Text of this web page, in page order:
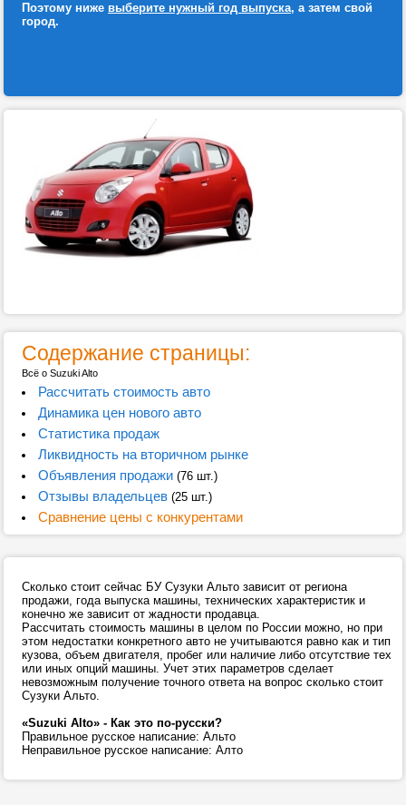
Поэтому ниже выберите нужный год выпуска, а затем свой
город.
Содержание страницы:
Всё о Suzuki Alto
Рассчитать стоимость авто
Динамика цен нового авто
Статистика продаж
Ликвидность на вторичном рынке
Объявления продажи(76 шт.)
Отзывы владельцев(25 шт.)
Сравнение цены с конкурентами
Сколько стоит сейчас БУ Сузуки Альто зависит от региона
продажи, года выпуска машины, технических характеристик и
конечно же зависит от жадности продавца.
Рассчитать стоимость машины в целом по России можно, но при
этом недостатки конкретного авто не учитываются равно как и тип
кузова, объем двигателя, пробег или наличие либо отсутствие тех
или иных опций машины. Учет этих параметров сделает
невозможным получение точного ответа на вопрос сколько стоит
Сузуки Альто.
«Suzuki Alto» - Как это по-русски?
Правильное русское написание: Альто
Неправильное русское написание: Алто